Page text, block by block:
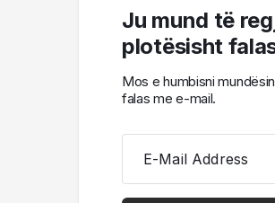
Ju mund të
plotësisht
Mos e humbisni
falas me e-mail.
E-Mail Address